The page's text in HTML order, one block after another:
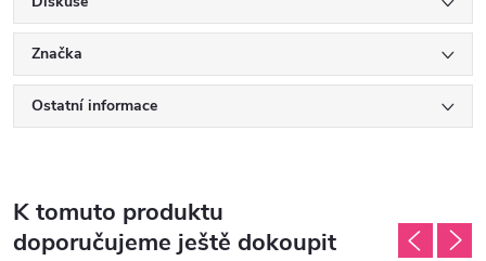
Značka
Ostatní informace
K tomuto produktu
doporučujeme ještě dokoupit